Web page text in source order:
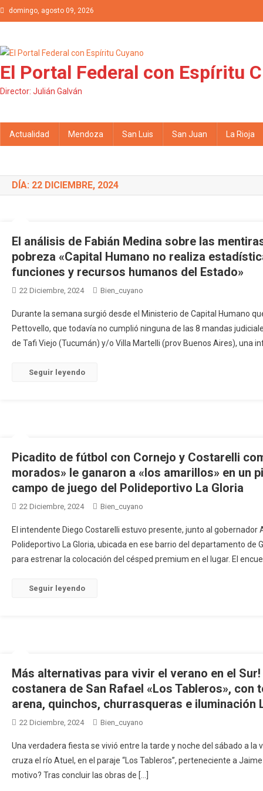
Saltar al contenido
domingo, agosto 09, 2026
El Portal Federal con Espíritu
Director: Julián Galván
Actualidad Mendoza San Luis San Juan La Rioja
DÍA: 22 DICIEMBRE, 2024
El análisis de Fabián Medina sobre las
pobreza «Capital Humano no realiza
funciones y recursos humanos del Estado»
22 Diciembre, 2024 Bien_cuyano
Durante la semana surgió desde el Ministerio de Capital Humano
Pettovello, que todavía no cumplió ninguna de las 8 mandas
de Tafi Viejo (Tucumán) y/o Villa Martelli (prov Buenos Aires), una
Seguir leyendo
Picadito de fútbol con Cornejo y Costarelli
morados» le ganaron a «los amarillos» en un
campo de juego del Polideportivo La Gloria
22 Diciembre, 2024 Bien_cuyano
El intendente Diego Costarelli estuvo presente, junto al
Polideportivo La Gloria, ubicada en ese barrio del departamento
para estrenar la colocación del césped premium en el lugar. El
Seguir leyendo
Más alternativas para vivir el verano en el
costanera de San Rafael «Los Tableros»,
arena, quinchos, churrasqueras e iluminación
22 Diciembre, 2024 Bien_cuyano
Una verdadera fiesta se vivió entre la tarde y noche del sábado a
cruza el río Atuel, en el paraje “Los Tableros”, perteneciente a
motivo? Tras concluir las obras de […]